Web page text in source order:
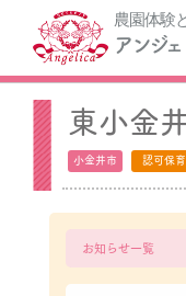
農園体験
アンジ
東小金
小金井市 認可保
お知らせ一覧